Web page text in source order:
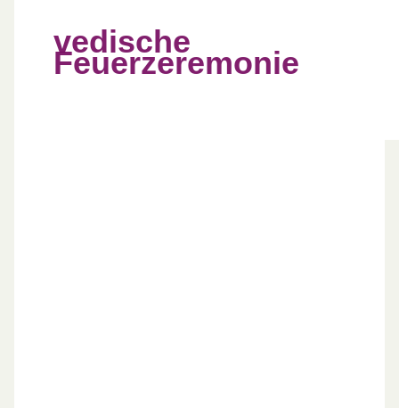
vedische
Feuerzeremonie